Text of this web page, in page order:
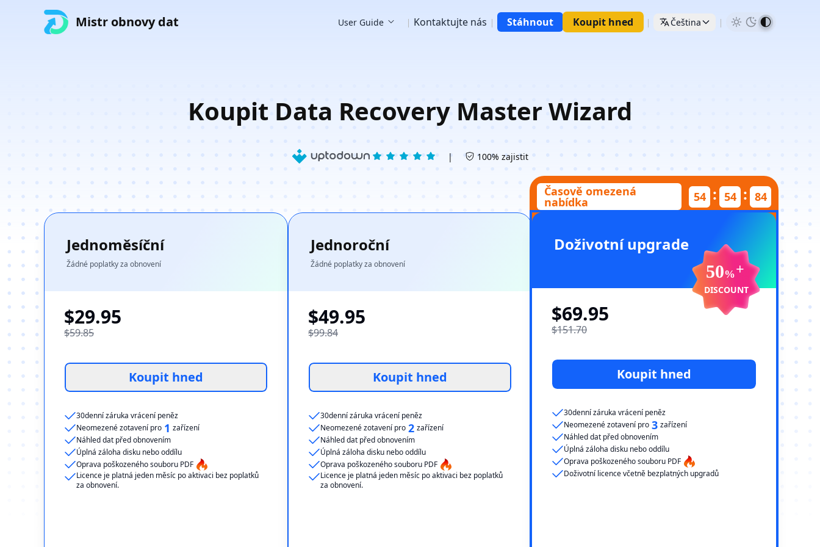
Mistr obnovy dat User Guide Kontaktujte nás Stáhnout Koupit hned Čeština
Koupit Data Recovery Master Wizard
| 100% zajistit
Jednoměsíční
Žádné poplatky za obnovení
$29.95
$59.85
Koupit hned
30denní záruka vrácení peněz
Neomezené zotavení pro 1 zařízení
Náhled dat před obnovením
Úplná záloha disku nebo oddílu
Oprava poškozeného souboru PDF
Licence je platná jeden měsíc po aktivaci bez poplatků
za obnovení.
Jednoroční
Žádné poplatky za obnovení
$49.95
$99.84
Koupit hned
30denní záruka vrácení peněz
Neomezené zotavení pro 2 zařízení
Náhled dat před obnovením
Úplná záloha disku nebo oddílu
Oprava poškozeného souboru PDF
Licence je platná jeden měsíc po aktivaci bez poplatků
za obnovení.
50%+
DISCOUNT
Doživotní upgrade
$69.95
$151.70
Koupit hned
Časově omezená
nabídka 54 : 54 : 17
30denní záruka vrácení peněz
Neomezené zotavení pro 3 zařízení
Náhled dat před obnovením
Úplná záloha disku nebo oddílu
Oprava poškozeného souboru PDF
Doživotní licence včetně bezplatných upgradů